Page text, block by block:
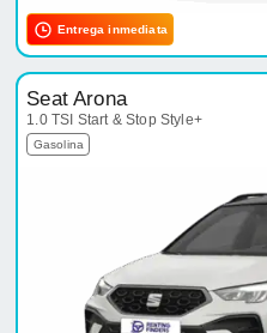
Entrega inmediata
Seat Arona
1.0 TSI Start & Stop Style+
Gasolina